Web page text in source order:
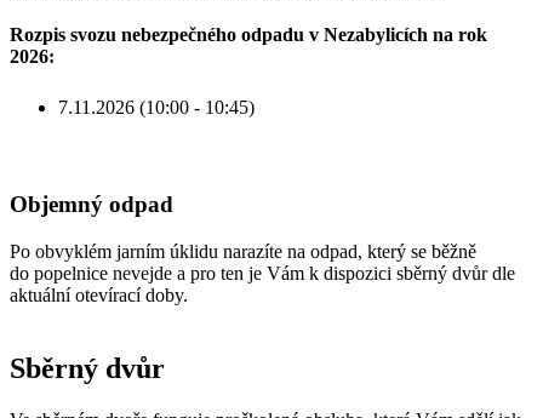
Rozpis svozu nebezpečného odpadu v Nezabylicích na rok
2026:
7.11.2026 (10:00 - 10:45)
Objemný odpad
Po obvyklém jarním úklidu narazíte na odpad, který se běžně
do popelnice nevejde a pro ten je Vám k dispozici sběrný dvůr dle
aktuální otevírací doby.
Sběrný dvůr